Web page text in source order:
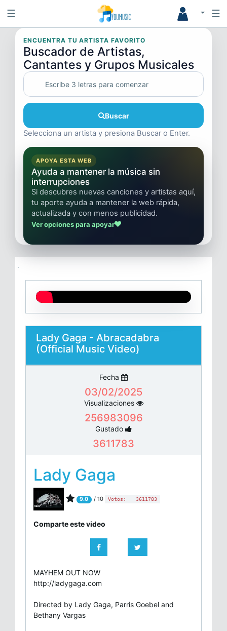
☰ ☰
ENCUENTRA TU ARTISTA FAVORITO
Buscador de Artistas,
Cantantes y Grupos Musicales
Buscar
Selecciona un artista y presiona Buscar o Enter.
APOYA ESTA WEB
Ayuda a mantener la música sin
interrupciones
Si descubres nuevas canciones y artistas aquí,
tu aporte ayuda a mantener la web rápida,
actualizada y con menos publicidad.
Ver opciones para apoyar
Lady Gaga - Abracadabra
(Official Music Video)
Fecha
03/02/2025
Visualizaciones
256983096
Gustado
3611783
Lady Gaga
9.0 / 10 Votos: 3611783
Comparte este video
MAYHEM OUT NOW
http://ladygaga.com
Directed by Lady Gaga, Parris Goebel and
Bethany Vargas